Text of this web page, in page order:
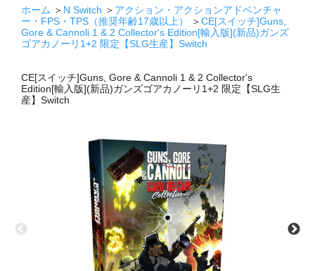
ホーム ＞ N Switch ＞ アクション・アクションアドベンチャ
ー・FPS・TPS（推奨年齢17歳以上）
＞CE[スイッチ]Guns,
Gore & Cannoli 1 & 2 Collector's Edition[輸入版](新品)ガンズ
ゴアカノーリ1+2 限定【SLG生産】Switch
CE[スイッチ]Guns, Gore & Cannoli 1 & 2 Collector's
Edition[輸入版](新品)ガンズゴアカノーリ1+2 限定【SLG生
産】Switch